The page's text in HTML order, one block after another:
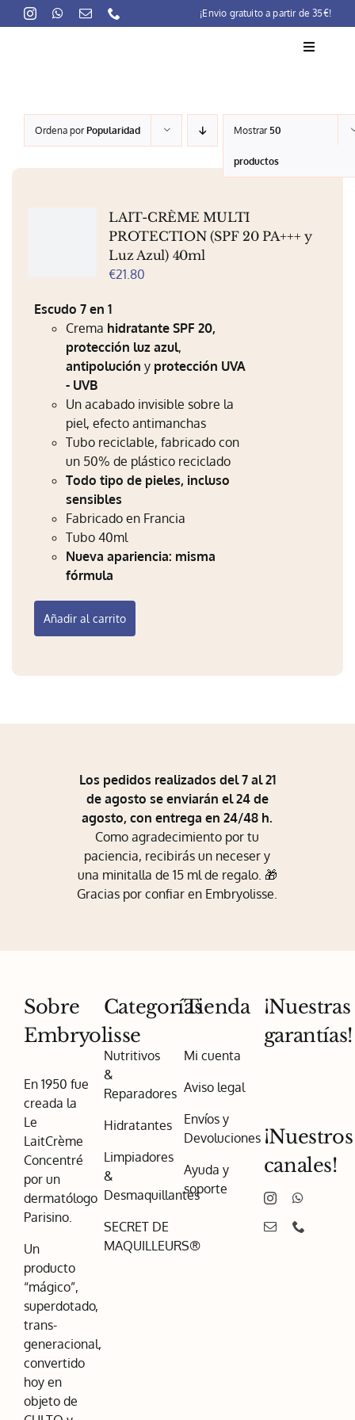
to
¡Envio gratuito a partir de 35€!
Toggle
La marca
Lait-Crème Concentré
Productos
Preocupaciones
Contacto
Mi Perfil
Carrito
Ordena porPopularidad Mostrar50
productos
LAIT-CRÈME MULTI
PROTECTION (SPF 20 PA+++ y
Luz Azul) 40ml
€21.80
Escudo 7 en 1
Crema hidratante SPF 20,
protección luz azul,
antipolución y protección UVA
- UVB
Un acabado invisible sobre la
piel, efecto antimanchas
Tubo reciclable, fabricado con
un 50% de plástico reciclado
Todo tipo de pieles, incluso
sensibles
Fabricado en Francia
Tubo 40ml
Nueva apariencia: misma
fórmula
Añadir al carrito
Los pedidos realizados del 7 al 21
de agosto se enviarán el 24 de
agosto, con entrega en 24/48 h.
Como agradecimiento por tu
paciencia, recibirás un neceser y
una minitalla de 15 ml de regalo. 🎁
Gracias por confiar en Embryolisse.
Sobre
Embryolisse
En 1950 fue
creada la
Le
LaitCrème
Concentré
por un
dermatólogo
Parisino.
Un
producto
“mágico”,
superdotado,
trans-
generacional,
convertido
hoy en
objeto de
Categorías
Nutritivos
&
Reparadores
Hidratantes
Limpiadores
&
Desmaquillantes
SECRET DE
MAQUILLEURS®
Tienda
Mi cuenta
Aviso legal
Envíos y
Devoluciones
Ayuda y
soporte
¡Nuestras
garantías!
¡Nuestros
canales!